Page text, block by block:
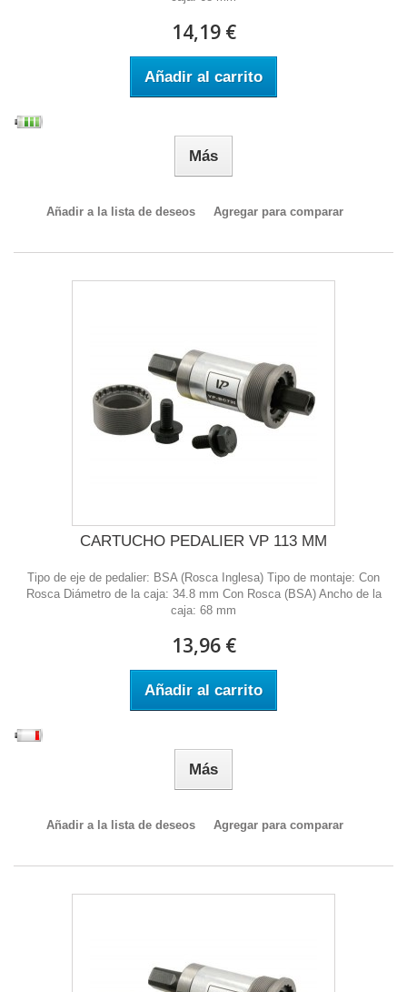
14,19 €
Añadir al carrito
Más
Añadir a la lista de deseos Agregar para comparar
CARTUCHO PEDALIER VP 113 MM
Tipo de eje de pedalier: BSA (Rosca Inglesa) Tipo de montaje: Con
Rosca Diámetro de la caja: 34.8 mm Con Rosca (BSA) Ancho de la
caja: 68 mm
13,96 €
Añadir al carrito
Más
Añadir a la lista de deseos Agregar para comparar